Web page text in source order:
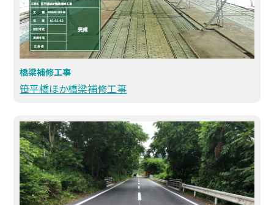
橋梁補修工事
笹平橋ほか橋梁補修工事